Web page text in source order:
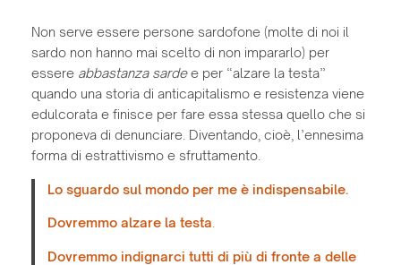
Non serve essere persone sardofone (molte di noi il
sardo non hanno mai scelto di non impararlo) per
essere abbastanza sardee per “alzare la testa”
quando una storia di anticapitalismo e resistenza viene
edulcorata e finisce per fare essa stessa quello che si
proponeva di denunciare. Diventando, cioè, l’ennesima
forma di estrattivismo e sfruttamento.
Lo sguardo sul mondo per me è indispensabile.
Dovremmo alzare la testa
Dovremmo indignarci tutti di più di fronte a delle